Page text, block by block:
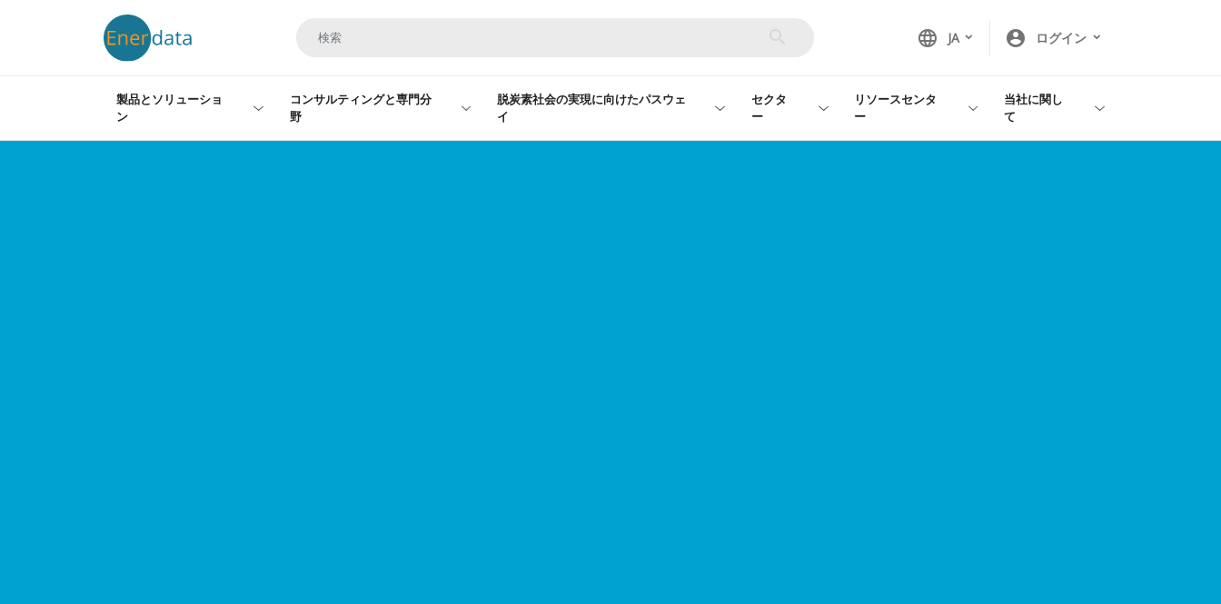
language JA account_circle ログイン
製品とソリューショ
ン
コンサルティングと専門分
野
脱炭素社会の実現に向けたパスウェ
イ
セクタ
ー
リソースセンタ
ー
当社に関し
て